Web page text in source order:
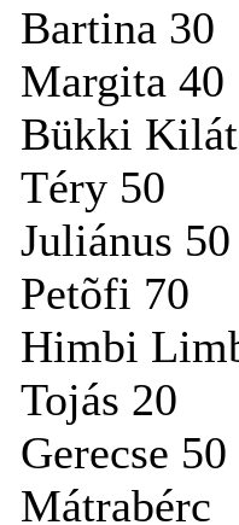
Bartina 30
Margita 40
Bükki
Téry 50
Juliánus 50
Petõfi 70
Himbi
Tojás 20
Gerecse 50
Mátrabérc